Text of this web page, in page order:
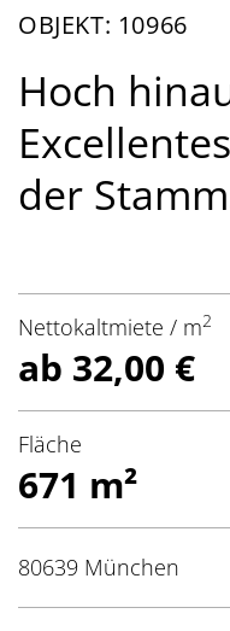
OBJEKT: 10966
Hoch
der
Nettokaltmiete / m2
ab 32,00 €
Fläche
671 m²
80639 München